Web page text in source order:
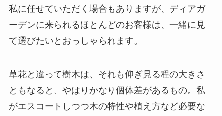
私に任せていただく場合もありますが、ディアガ
ーデンに来られるほとんどのお客様は、一緒に見
て選びたいとおっしゃられます。
草花と違って樹木は、それも仰ぎ見る程の大きさ
ともなると、やはりかなり個体差があるもの。私
がエスコートしつつ木の特性や植え方など必要な